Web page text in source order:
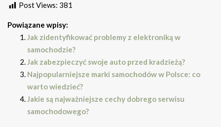
Post Views: 381
Powiązane wpisy:
Jak zidentyfikować problemy z elektroniką w
samochodzie?
Jak zabezpieczyć swoje auto przed kradzieżą?
Najpopularniejsze marki samochodów w Polsce: co
warto wiedzieć?
Jakie są najważniejsze cechy dobrego serwisu
samochodowego?